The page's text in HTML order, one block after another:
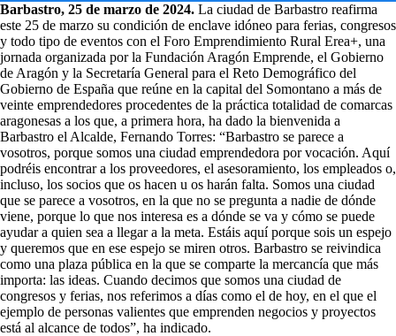
Barbastro, 25 de marzo de 2024. La ciudad de Barbastro reafirma
este 25 de marzo su condición de enclave idóneo para ferias, congresos
y todo tipo de eventos con el Foro Emprendimiento Rural Erea+, una
jornada organizada por la Fundación Aragón Emprende, el Gobierno
de Aragón y la Secretaría General para el Reto Demográfico del
Gobierno de España que reúne en la capital del Somontano a más de
veinte emprendedores procedentes de la práctica totalidad de comarcas
aragonesas a los que, a primera hora, ha dado la bienvenida a
Barbastro el Alcalde, Fernando Torres: “Barbastro se parece a
vosotros, porque somos una ciudad emprendedora por vocación. Aquí
podréis encontrar a los proveedores, el asesoramiento, los empleados o,
incluso, los socios que os hacen u os harán falta. Somos una ciudad
que se parece a vosotros, en la que no se pregunta a nadie de dónde
viene, porque lo que nos interesa es a dónde se va y cómo se puede
ayudar a quien sea a llegar a la meta. Estáis aquí porque sois un espejo
y queremos que en ese espejo se miren otros. Barbastro se reivindica
como una plaza pública en la que se comparte la mercancía que más
importa: las ideas. Cuando decimos que somos una ciudad de
congresos y ferias, nos referimos a días como el de hoy, en el que el
ejemplo de personas valientes que emprenden negocios y proyectos
está al alcance de todos”, ha indicado.